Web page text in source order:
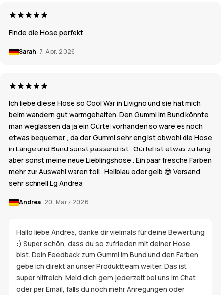
Finde die Hose perfekt
Sarah 7. Apr. 2026
Ich liebe diese Hose so Cool War in Livigno und sie hat mich
beim wandern gut warmgehalten. Den Gummi im Bund könnte
man weglassen da ja ein Gürtel vorhanden so wäre es noch
etwas bequemer , da der Gummi sehr eng ist obwohl die Hose
in Länge und Bund sonst passend ist . Gürtel ist etwas zu lang
aber sonst meine neue Lieblingshose . Ein paar fresche Farben
mehr zur Auswahl waren toll . Hellblau oder gelb 😎 Versand
sehr schnell Lg Andrea
Andrea 20. März 2026
Hallo liebe Andrea, danke dir vielmals für deine Bewertung
:) Super schön, dass du so zufrieden mit deiner Hose
bist. Dein Feedback zum Gummi im Bund und den Farben
gebe ich direkt an unser Produktteam weiter. Das ist
super hilfreich. Meld dich gern jederzeit bei uns im Chat
oder per Email, falls du noch mehr Anregungen oder